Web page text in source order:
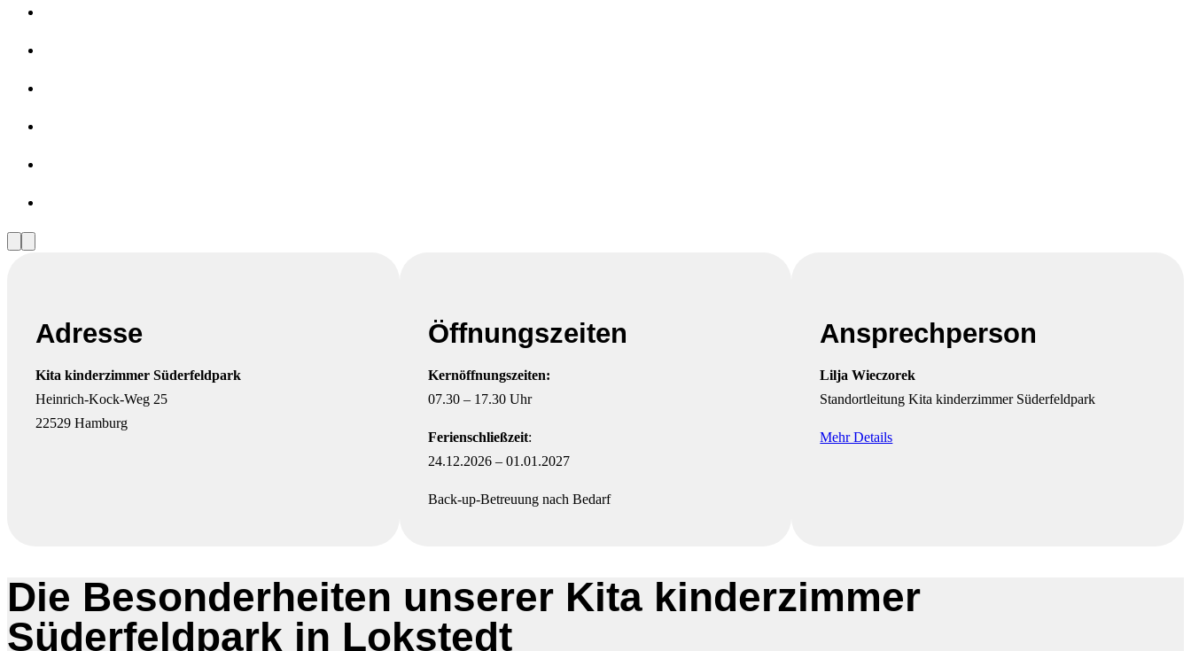
SlideSlide
Adresse
Kita kinderzimmer Süderfeldpark
Heinrich-Kock-Weg 25
22529 Hamburg
Öffnungszeiten
Kernöffnungszeiten:
07.30 – 17.30 Uhr
Ferienschließzeit:
24.12.2026 – 01.01.2027
Back-up-Betreuung nach Bedarf
Ansprechperson
Lilja Wieczorek
Standortleitung Kita kinderzimmer Süderfeldpark
Mehr Details
Die Besonderheiten unserer Kita kinderzimmer
Süderfeldpark in Lokstedt